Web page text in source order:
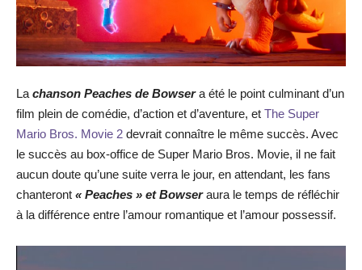
La chanson Peaches de Bowsera été le point culminant d’un
film plein de comédie, d’action et d’aventure, et The Super
Mario Bros. Movie 2 devrait connaître le même succès. Avec
le succès au box-office de Super Mario Bros. Movie, il ne fait
aucun doute qu’une suite verra le jour, en attendant, les fans
chanteront « Peaches » et Bowseraura le temps de réfléchir
à la différence entre l’amour romantique et l’amour possessif.